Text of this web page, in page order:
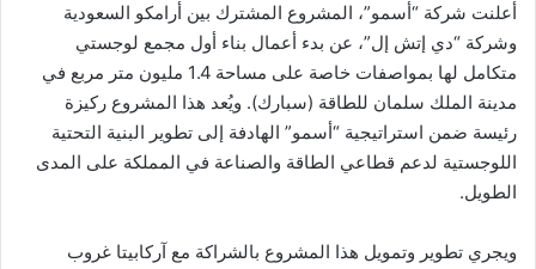
أعلنت شركة “أسمو”، المشروع المشترك بين أرامكو السعودية
وشركة “دي إتش إل”، عن بدء أعمال بناء أول مجمع لوجستي
متكامل لها بمواصفات خاصة على مساحة 1.4 مليون متر مربع في
مدينة الملك سلمان للطاقة (سبارك). ويُعد هذا المشروع ركيزة
رئيسة ضمن استراتيجية “أسمو” الهادفة إلى تطوير البنية التحتية
اللوجستية لدعم قطاعي الطاقة والصناعة في المملكة على المدى
الطويل.
ويجري تطوير وتمويل هذا المشروع بالشراكة مع آركابيتا غروب